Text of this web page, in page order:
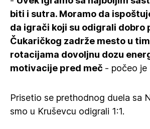
biti i sutra. Moramo da
da igrači koji su odigrali dobro
Čukaričkog zadrže mesto u
rotacijama dovoljnu dozu
motivacije pred meč - počeo je
Prisetio se prethodnog duela sa
smo u Kruševcu odigrali 1:1.